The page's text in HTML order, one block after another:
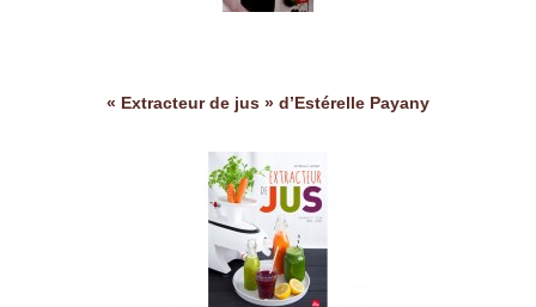
« Extracteur de jus » d’Estérelle Payany